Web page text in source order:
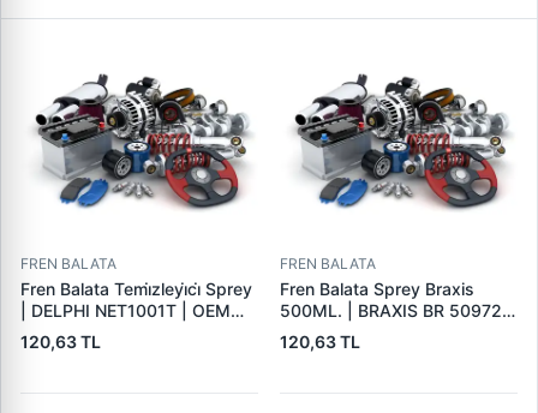
FREN BALATA
Fren Balata Temi̇zleyi̇ci̇ Sprey
| DELPHI NET1001T | OEM
BALATA SPREYI
120,63 TL
FREN BALATA
Fren Balata Sprey Braxis
500ML. | BRAXIS BR 50972 |
OEM BALATA SPREYI
120,63 TL